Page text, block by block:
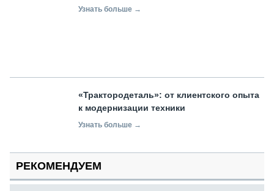
Узнать больше →
«Трактородеталь»: от клиентского опыта
к модернизации техники
Узнать больше →
РЕКОМЕНДУЕМ